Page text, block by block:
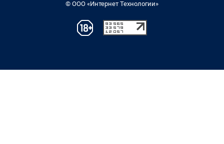
© ООО «Интернет Технологии»